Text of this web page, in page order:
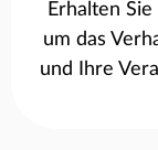
Erhalten
um das
und Ihre